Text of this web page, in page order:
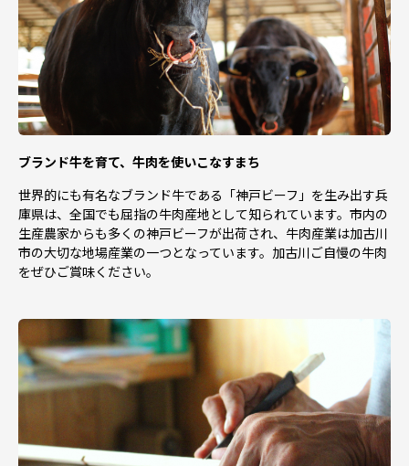
ブランド牛を育て、牛肉を使いこなすまち
世界的にも有名なブランド牛である「神戸ビーフ」を生み出す兵
庫県は、全国でも屈指の牛肉産地として知られています。市内の
生産農家からも多くの神戸ビーフが出荷され、牛肉産業は加古川
市の大切な地場産業の一つとなっています。加古川ご自慢の牛肉
をぜひご賞味ください。